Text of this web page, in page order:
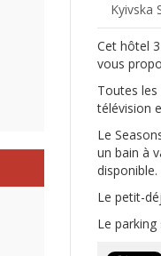
Kyivska
Cet hôtel
vous
Toutes
télévision
Le
un bain à
disponible.
Le petit-
Le